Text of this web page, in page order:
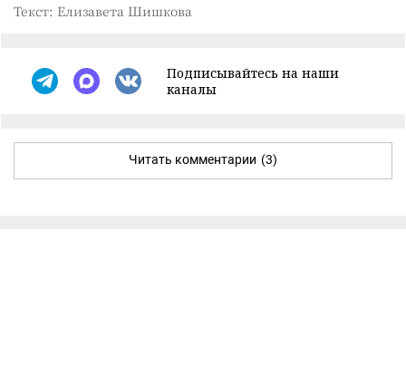
Текст: Елизавета Шишкова
Подписывайтесь на наши
каналы
Читать комментарии (3)